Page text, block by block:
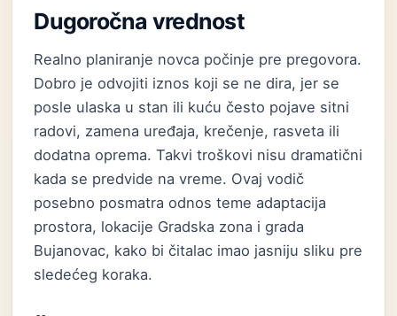
Dugoročna vrednost
Realno planiranje novca počinje pre pregovora.
Dobro je odvojiti iznos koji se ne dira, jer se
posle ulaska u stan ili kuću često pojave sitni
radovi, zamena uređaja, krečenje, rasveta ili
dodatna oprema. Takvi troškovi nisu dramatični
kada se predvide na vreme. Ovaj vodič
posebno posmatra odnos teme adaptacija
prostora, lokacije Gradska zona i grada
Bujanovac, kako bi čitalac imao jasniju sliku pre
sledećeg koraka.